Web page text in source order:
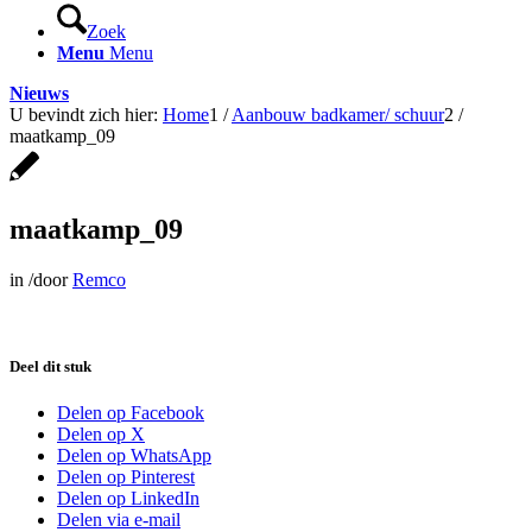
Zoek
Menu Menu
Nieuws
U bevindt zich hier: Home1 / Aanbouw badkamer/ schuur2 /
maatkamp_09
maatkamp_09
in /doorRemco
Deel dit stuk
Delen op Facebook
Delen op X
Delen op WhatsApp
Delen op Pinterest
Delen op LinkedIn
Delen via e-mail